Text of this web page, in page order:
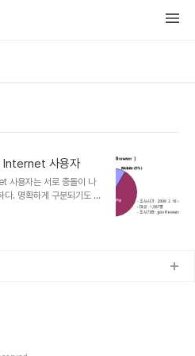
사용자
용자는 서로 충돌이 나
다. 명확하게 구분되기도 힘
다. 디바이스나 플랫폼적인
. 이러한 Early adopter